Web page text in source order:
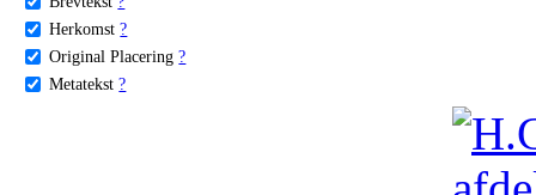
Herkomst ?
Original Placering ?
Metatekst ?